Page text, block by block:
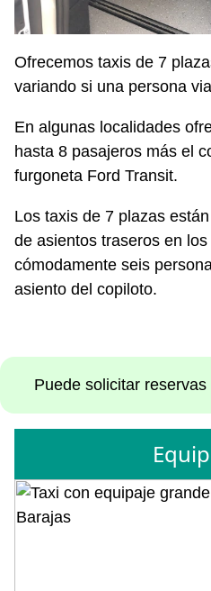
Ofrecemos taxis de 7
variando si una persona
En algunas localidades
hasta 8 pasajeros más el
furgoneta Ford Transit.
Los taxis de 7 plazas
de asientos traseros en
cómodamente seis
asiento del copiloto.
Puede solicitar